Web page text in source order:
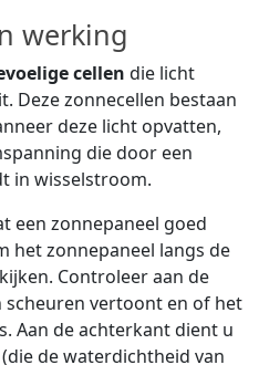
werking
cellen die licht
Deze zonnecellen bestaan
deze licht opvatten,
die door een
in wisselstroom.
een zonnepaneel goed
het zonnepaneel langs de
Controleer aan de
vertoont en of het
Aan de achterkant dient u
de waterdichtheid van